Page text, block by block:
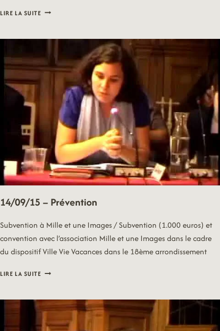
LIRE LA SUITE14/09/15
À
PARENTALITÉ
14/09/15 – Prévention
Subvention à Mille et une Images / Subvention (1.000 euros) et
convention avec l’association Mille et une Images dans le cadre
du dispositif Ville Vie Vacances dans le 18ème arrondissement
LIRE LA SUITE14/09/15